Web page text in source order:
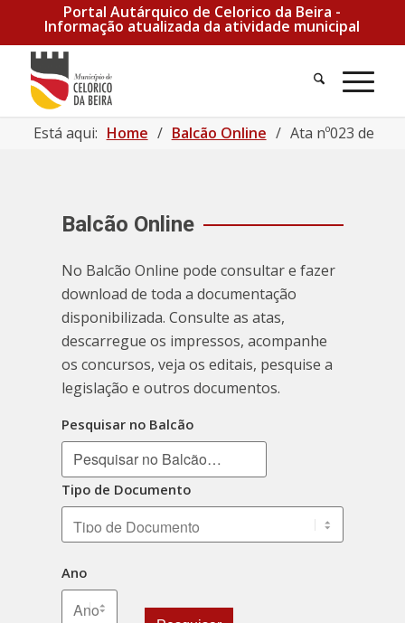
Portal Autárquico de Celorico da Beira -
Informação atualizada da atividade municipal
Está aqui: Home / Balcão Online / Ata nº023 de
Balcão Online
No Balcão Online pode consultar e fazer
download de toda a documentação
disponibilizada. Consulte as atas,
descarregue os impressos, acompanhe
os concursos, veja os editais, pesquise a
legislação e outros documentos.
Pesquisar no Balcão
Tipo de Documento
Ano